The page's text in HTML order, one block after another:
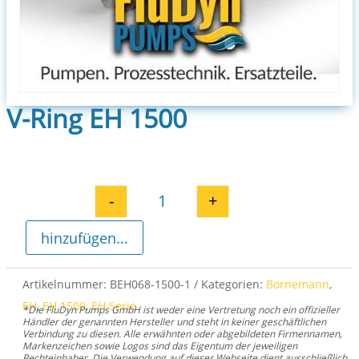
V-Ring EH 1500
V-Ring EH 1500 Menge
- +
hinzufügen...
Artikelnummer: BEH068-1500-1 Kategorien: Bornemann,
EH,EH 1500,EH Serie
*Die FluDyn Pumps GmbH ist weder eine Vertretung noch ein offizieller
Händler der genannten Hersteller und steht in keiner geschäftlichen
Verbindung zu diesen. Alle erwähnten oder abgebildeten Firmennamen,
Markenzeichen sowie Logos sind das Eigentum der jeweiligen